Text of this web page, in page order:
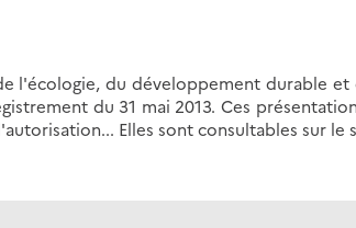
l'écologie, du développement durable
du 31 mai 2013. Ces
Elles sont consultables sur le